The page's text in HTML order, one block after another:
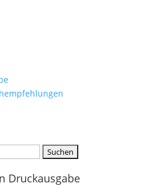
Druckausgabe